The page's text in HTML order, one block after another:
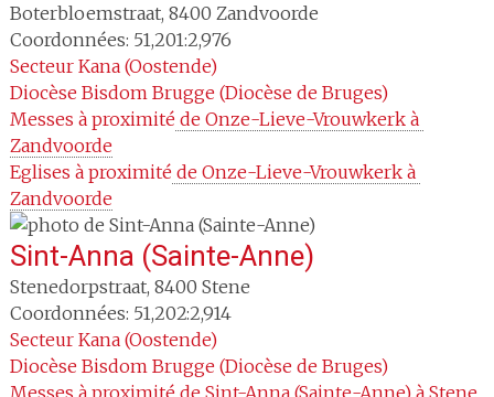
Boterbloemstraat, 8400 Zandvoorde
Coordonnées: 51,201:2,976
Secteur Kana (Oostende)
Diocèse Bisdom Brugge (Diocèse de Bruges)
Messes à proximité de Onze-Lieve-Vrouwkerk à
Zandvoorde
Eglises à proximité de Onze-Lieve-Vrouwkerk à
Zandvoorde
Sint-Anna (Sainte-Anne)
Stenedorpstraat, 8400 Stene
Coordonnées: 51,202:2,914
Secteur Kana (Oostende)
Diocèse Bisdom Brugge (Diocèse de Bruges)
Messes à proximité de Sint-Anna (Sainte-Anne) à Stene